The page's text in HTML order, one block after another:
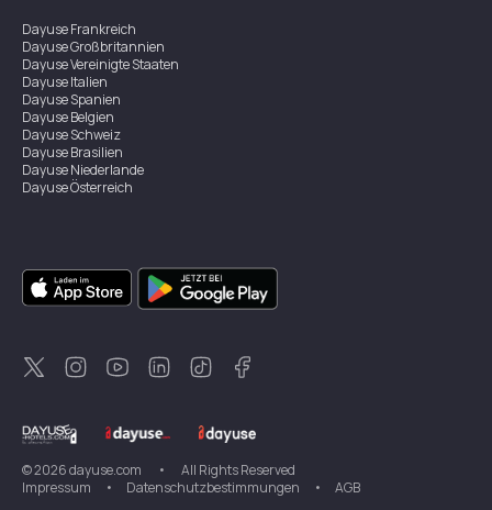
DayuseFrankreich
DayuseGroßbritannien
DayuseVereinigte Staaten
DayuseItalien
DayuseSpanien
DayuseBelgien
DayuseSchweiz
DayuseBrasilien
DayuseNiederlande
DayuseÖsterreich
DayuseSingapur
DayuseZweden
DayuseThailand
DayuseNeuseeland
DayuseTürkei
©2026dayuse.com •
All Rights Reserved
Impressum
• Datenschutzbestimmungen • AGB